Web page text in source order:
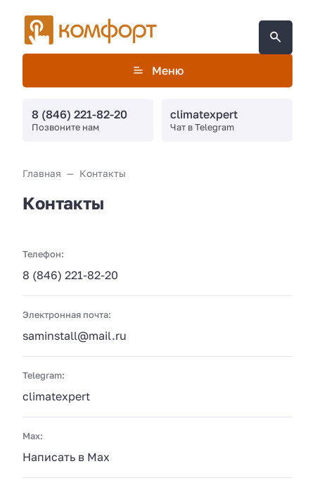
Меню
8 (846) 221-82-20
Позвоните нам
climatexpert
Чат в Telegram
Главная Контакты
Контакты
Телефон:
8 (846) 221-82-20
Электронная почта:
sаminstall@mail.ru
Telegram:
climatexpert
Max:
Написать в Max